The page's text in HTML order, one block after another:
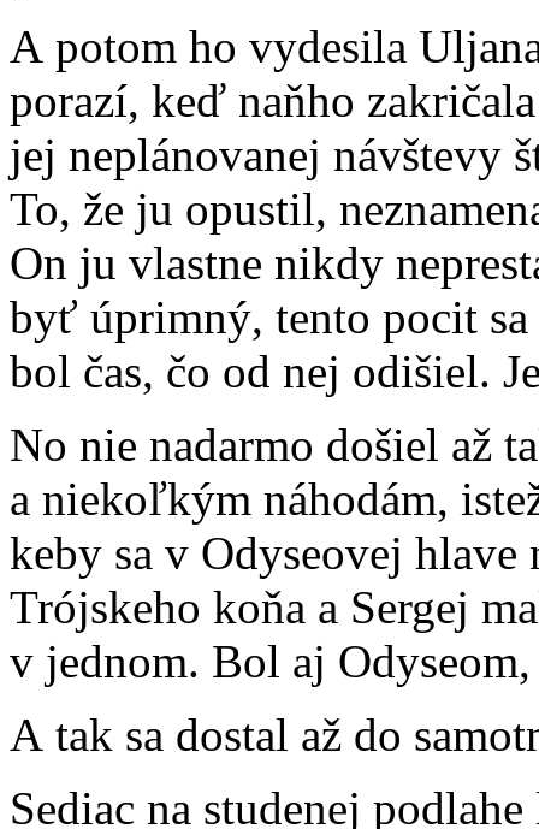
A potom ho vydesila
porazí, keď naňho
jej neplánovanej návštevy
To, že ju opustil,
On ju vlastne nikdy
byť úprimný, tento pocit
bol čas, čo od nej odišiel.
No nie nadarmo došiel až
a niekoľkým náhodám,
keby sa v Odyseovej
Trójskeho koňa a Sergej
v jednom. Bol aj
A tak sa dostal až do
Sediac na studenej